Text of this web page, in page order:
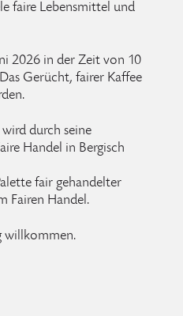
faire Lebensmittel und
2026 in der Zeit von 10
Gerücht, fairer Kaffee
durch seine
Handel in Bergisch
fair gehandelter
Fairen Handel.
willkommen.